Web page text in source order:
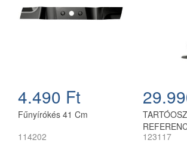
4.490 Ft
Fűnyírókés 41 Cm
114202
123117